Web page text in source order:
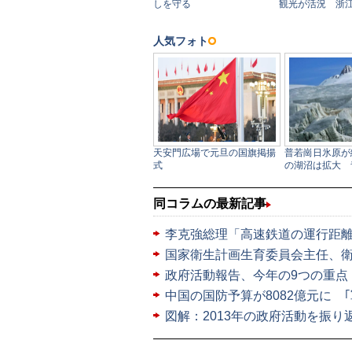
同コラムの最新記事
李克強総理「高速鉄道の運行距
国家衛生計画生育委員会主任、
政府活動報告、今年の9つの重点
中国の国防予算が8082億元に ｢
図解：2013年の政府活動を振り